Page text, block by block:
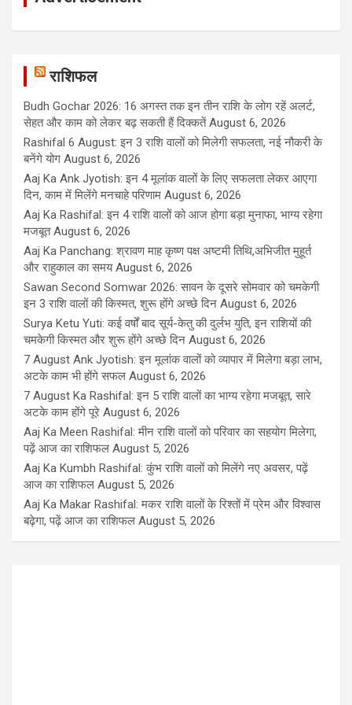
राशिफल
Budh Gochar 2026: 16 अगस्त तक इन तीन राशि के लोग रहें अलर्ट,
सेहत और काम को लेकर बढ़ सकती हैं दिक्कतें August 6, 2026
Rashifal 6 August: इन 3 राशि वालों को मिलेगी सफलता, नई नौकरी के
बनेंगे योग August 6, 2026
Aaj Ka Ank Jyotish: इन 4 मूलांक वालों के लिए सफलता लेकर आएगा
दिन, काम में मिलेंगे मनचाहे परिणाम August 6, 2026
Aaj Ka Rashifal: इन 4 राशि वालों को आज होगा बड़ा मुनाफा, भाग्य रहेगा
मजबूत August 6, 2026
Aaj Ka Panchang: श्रावण माह कृष्ण पक्ष अष्टमी तिथि,अभिजीत मुहूर्त
और राहुकाल का समय August 6, 2026
Sawan Second Somwar 2026: सावन के दूसरे सोमवार को चमकेगी
इन 3 राशि वालों की किस्मत, शुरू होंगे अच्छे दिन August 6, 2026
Surya Ketu Yuti: कई वर्षों बाद सूर्य-केतु की दुर्लभ युति, इन राशियों की
चमकेगी किस्मत और शुरू होंगे अच्छे दिन August 6, 2026
7 August Ank Jyotish: इन मूलांक वालों को व्यापार में मिलेगा बड़ा लाभ,
अटके काम भी होंगे सफल August 6, 2026
7 August Ka Rashifal: इन 5 राशि वालों का भाग्य रहेगा मजबूत, सारे
अटके काम होंगे पूरे August 6, 2026
Aaj Ka Meen Rashifal: मीन राशि वालों को परिवार का सहयोग मिलेगा,
पढ़ें आज का राशिफल August 5, 2026
Aaj Ka Kumbh Rashifal: कुंभ राशि वालों को मिलेंगे नए अवसर, पढ़ें
आज का राशिफल August 5, 2026
Aaj Ka Makar Rashifal: मकर राशि वालों के रिश्तों में प्रेम और विश्वास
बढ़ेगा, पढ़ें आज का राशिफल August 5, 2026